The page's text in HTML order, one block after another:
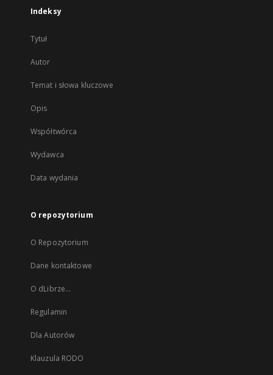
Indeksy
Tytuł
Autor
Temat i słowa kluczowe
Opis
Współtwórca
Wydawca
Data wydania
O repozytorium
O Repozytorium
Dane kontaktowe
O dLibrze...
Regulamin
Dla Autorów
Klauzula RODO